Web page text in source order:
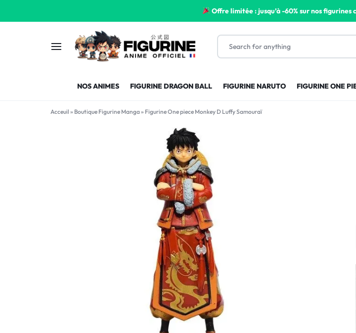
Offre limitée : jusqu’à -60% sur nos figurines
FRANCE
FRANCE
NOS ANIMES FIGURINE DRAGON BALL FIGURINE NARUTO FIGURINE ONE
Acceuil » Boutique Figurine Manga» Figurine One piece Monkey D Luffy Samouraï